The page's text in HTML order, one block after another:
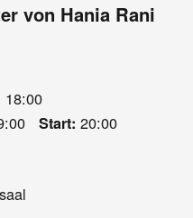
von Hania Rani
18:00
Start: 20:00